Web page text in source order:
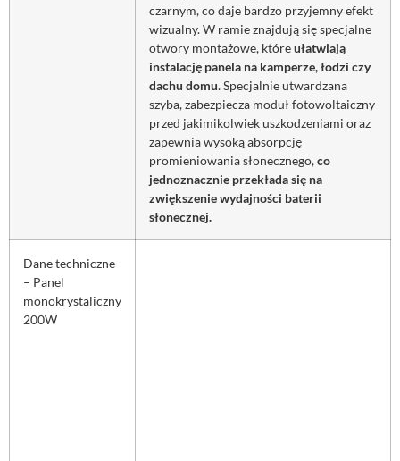
czarnym, co daje bardzo przyjemny efekt
wizualny. W ramie znajdują się specjalne
otwory montażowe, któreułatwiają
instalację panela na kamperze, łodzi czy
dachu domu. Specjalnie utwardzana
szyba, zabezpiecza moduł fotowoltaiczny
przed jakimikolwiek uszkodzeniami oraz
zapewnia wysoką absorpcję
promieniowania słonecznego,co
jednoznacznie przekłada się na
zwiększenie wydajności baterii
słonecznej.
Dane techniczne
– Panel
monokrystaliczny
200W